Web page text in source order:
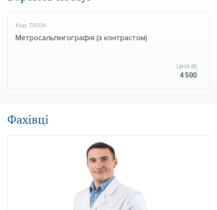
Код: 73004
Метросальпінгографія (з контрастом)
ЦІНА (₴)
4 500
Фахівці